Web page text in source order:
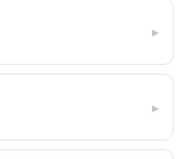
▸
▸